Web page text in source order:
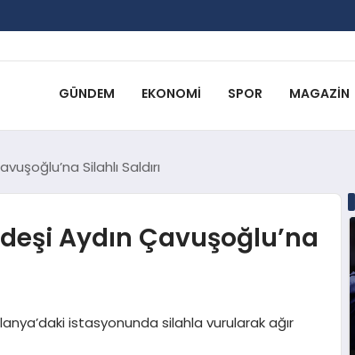
GÜNDEM EKONOMI SPOR MAGAZIN
Silahlı Saldırı
Aydın Çavuşoğlu’na
istasyonunda silahla vurularak ağır